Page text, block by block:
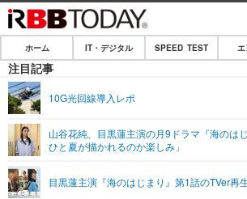
ホーム
IT・デジタル
ネタ
ショッピング
SPEED TEST
エンタメ
エンタメTOP
ライフ
ホーム IT・デジタル SPEED TEST エ
注目記事
10G光回線導入レポ
山谷花純、目黒蓮主演の月9ドラマ『海のは
ひと夏が描かれるのか楽しみ」
目黒蓮主演『海のはじまり』第1話のTVer再